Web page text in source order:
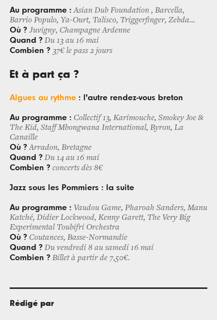
Au programme : Asian Dub Foundation , Barcella,
Barrio Populo, Ya-Ourt, Talisco, Triggerfinger, Zebda...
Où ?Juvigny, Champagne Ardenne
Quand ? Du 13 au 16 mai
Combien ? 37€ le pass 2 jours
Et à part ça ?
Algues au rythme : l'autre rendez-vous breton
Au programme : Collectif 13, Karimouche, Smokey Joe &
The Kid, Staff Mbongwana International, Byron, La
Canaille
Où ? Arradon, Bretagne
Quand ? Du 14 au 16 mai
Combien ? concerts dès 8€
Jazz sous les Pommiers : la suite
Au programme : Vaudou Game, Pharoah Sanders, Manu
Katché, Didier Lockwood, Kenny Garett, The Very Big
Experimental Toubifri Orchestra
Où ? Coutances, Basse-Normandie
Quand ? Du vendredi 8 au samedi 16 mai
Combien ? Billet à partir de 7,50€.
Rédigé par